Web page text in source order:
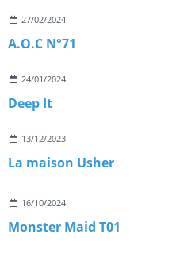
27/02/2024
A.O.C N°71
24/01/2024
Deep It
13/12/2023
La maison Usher
16/10/2024
Monster Maid T01